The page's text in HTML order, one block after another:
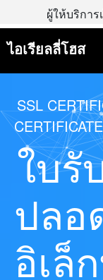
ผู้ให้บริกา
ไอเรียลลี่โฮส
SSL
CERTIFICATE
ใบรั
ปลอ
อิเล็